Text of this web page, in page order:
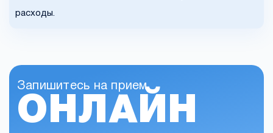
расходы.
Запишитесь на прием
ОНЛАЙН